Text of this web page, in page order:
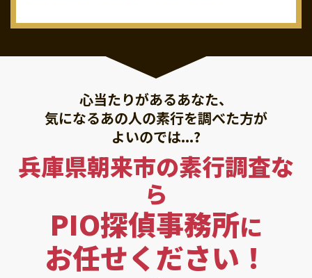
心当たりがあるあなた、
気になるあの人の素行を調べた方が
よいのでは...?
兵庫県朝来市の素行調査な
ら
PIO探偵事務所に
お任せください！